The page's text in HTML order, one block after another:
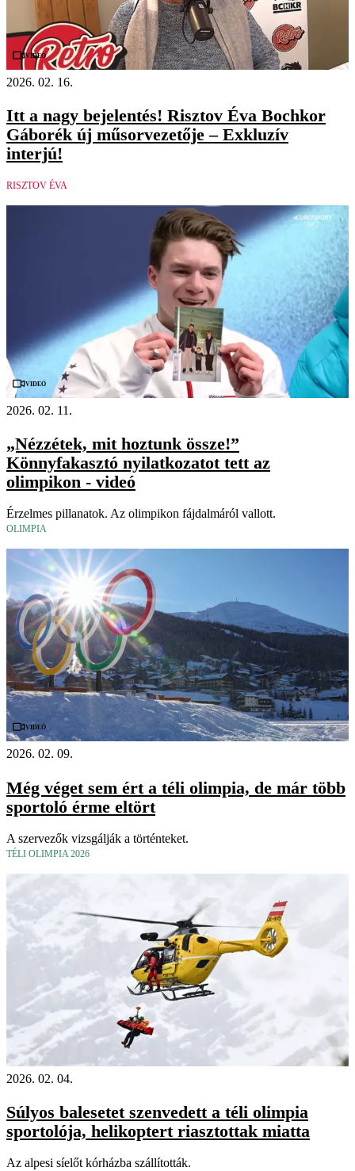
Videó
2026. 02. 16.
Itt a nagy bejelentés! Risztov Éva Bochkor
Gáborék új műsorvezetője – Exkluzív
interjú!
RISZTOV ÉVA
Videó
2026. 02. 11.
„Nézzétek, mit hoztunk össze!”
Könnyfakasztó nyilatkozatot tett az
olimpikon - videó
Érzelmes pillanatok. Az olimpikon fájdalmáról vallott.
OLIMPIA
Videó
2026. 02. 09.
Még véget sem ért a téli olimpia, de már több
sportoló érme eltört
A szervezők vizsgálják a történteket.
TÉLI OLIMPIA 2026
2026. 02. 04.
Súlyos balesetet szenvedett a téli olimpia
sportolója, helikoptert riasztottak miatta
Az alpesi síelőt kórházba szállították.